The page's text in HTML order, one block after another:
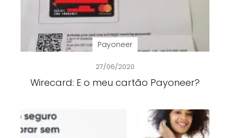
Payoneer
27/06/2020
Wirecard: E o meu cartão Payoneer?